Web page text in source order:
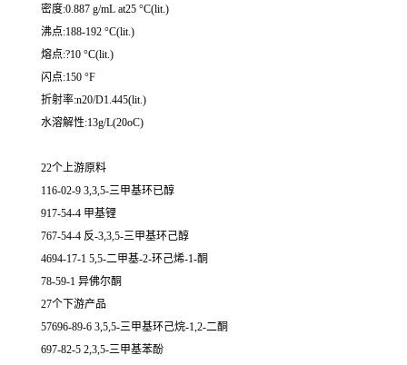
密度:0.887 g/mL at25 °C(lit.)
沸点:188-192 °C(lit.)
熔点:?10 °C(lit.)
闪点:150 °F
折射率:n20/D1.445(lit.)
水溶解性:13g/L(20oC)
22个上游原料
116-02-9 3,3,5-三甲基环已醇
917-54-4 甲基锂
767-54-4 反-3,3,5-三甲基环己醇
4694-17-1 5,5-二甲基-2-环己烯-1-酮
78-59-1 异佛尔酮
27个下游产品
57696-89-6 3,5,5-三甲基环己烷-1,2-二酮
697-82-5 2,3,5-三甲基苯酚